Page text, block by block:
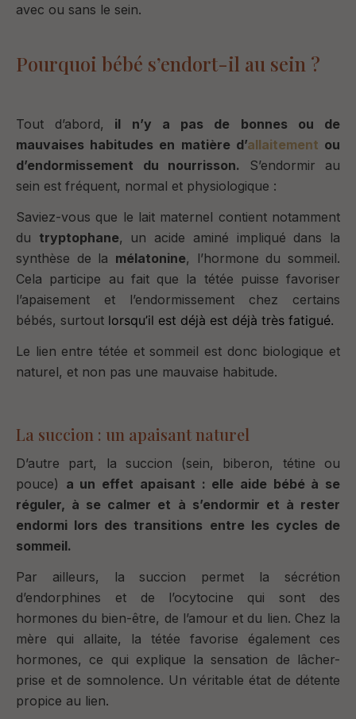
avec ou sans le sein.
Pourquoi bébé s’endort-il au sein ?
Tout d’abord,
il n’y a pas de bonnes ou de
mauvaises habitudes en matière d’allaitement ou
d’endormissement du nourrisson. S’endormir au
sein est fréquent, normal et physiologique :
Saviez-vous que le lait maternel contient notamment
du tryptophane, un acide aminé impliqué dans la
synthèse de la mélatonine, l’hormone du sommeil.
Cela participe au fait que la tétée puisse favoriser
l’apaisement et l’endormissement chez certains
bébés, surtout lorsqu’il est déjà est déjà très fatigué.
Le lien entre tétée et sommeil est donc biologique et
naturel, et non pas une mauvaise habitude.
La succion : un apaisant naturel
D’autre part, la succion (sein, biberon, tétine ou
pouce) a un effet apaisant : elle aide bébé à se
réguler, à se calmer et à s’endormir et à rester
endormi lors des transitions entre les cycles de
sommeil.
Par ailleurs, la succion permet la sécrétion
d’endorphines et de l’ocytocine qui sont des
hormones du bien-être, de l’amour et du lien. Chez la
mère qui allaite, la tétée favorise également ces
hormones, ce qui explique la sensation de lâcher-
prise et de somnolence. Un véritable état de détente
propice au lien.